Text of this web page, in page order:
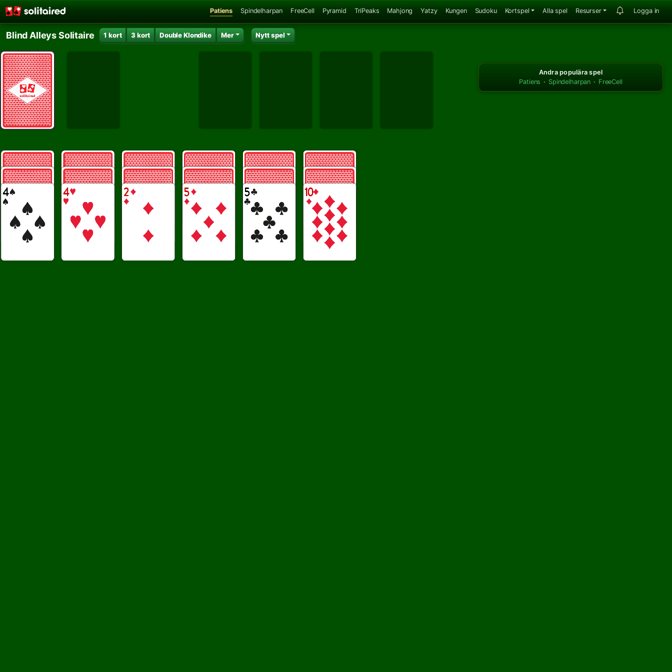
Patiens Spindelharpan FreeCell Pyramid TriPeaks Mahjong Yatzy Kungen Sudoku Kortspel Alla spel Resurser Logga in
Blind Alleys Solitaire 1 kort 3 kort Double Klondike Mer Nytt spel
Andra populära spel
Patiens · Spindelharpan · FreeCell